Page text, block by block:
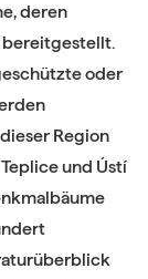
deren
bereitgestellt.
oder
Region
und Ústí